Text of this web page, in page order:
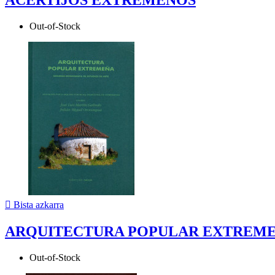
Out-of-Stock
 Bista azkarra
ARQUITECTURA POPULAR
Out-of-Stock